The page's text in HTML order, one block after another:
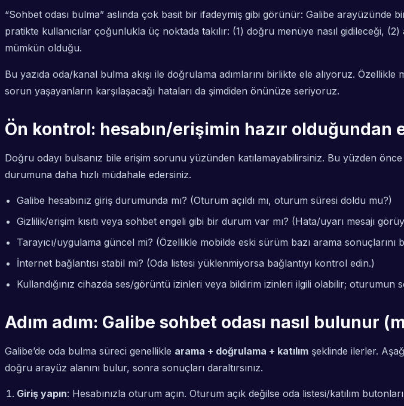
“Sohbet odası bulma” aslında çok basit bir ifadeymiş gibi görünür: Galibe arayüzünde
pratikte kullanıcılar çoğunlukla üç noktada takılır: (1) doğru menüye nasıl gidileceği,
mümkün olduğu.
Bu yazıda oda/kanal bulma akışı ile doğrulama adımlarını birlikte ele alıyoruz.
sorun yaşayanların karşılaşacağı hataları da şimdiden önünüze seriyoruz.
Ön kontrol: hesabın/erişimin hazır olduğundan
Doğru odayı bulsanız bile erişim sorunu yüzünden katılamayabilirsiniz. Bu yüzden
durumuna daha hızlı müdahale edersiniz.
Galibe hesabınız giriş durumunda mı? (Oturum açıldı mı, oturum süresi doldu mu?)
Gizlilik/erişim kısıtı veya sohbet engeli gibi bir durum var mı? (Hata/uyarı mesajı
Tarayıcı/uygulama güncel mi? (Özellikle mobilde eski sürüm bazı arama sonuçlarını
İnternet bağlantısı stabil mi? (Oda listesi yüklenmiyorsa bağlantıyı kontrol edin.)
Kullandığınız cihazda ses/görüntü izinleri veya bildirim izinleri ilgili olabilir; oturumun
Adım adım: Galibe sohbet odası nasıl bulunur
Galibe’de oda bulma süreci genellikle arama + doğrulama + katılım şeklinde ilerler.
doğru arayüz alanını bulur, sonra sonuçları daraltırsınız.
Giriş yapın: Hesabınızla oturum açın. Oturum açık değilse oda listesi/katılım